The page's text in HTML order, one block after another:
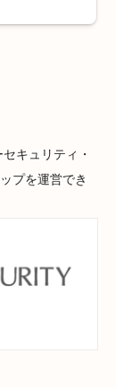
キュリティ・
プを運営でき